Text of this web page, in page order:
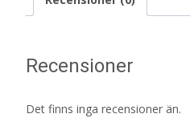
Recensioner
Det finns inga recensioner än.